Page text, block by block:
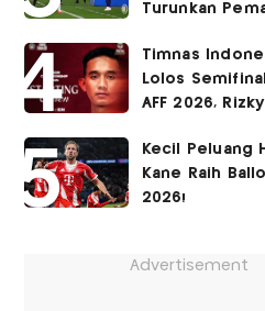
Turunkan
Timnas
Lolos
AFF 2026,
Kecil Peluang
Kane Raih
2026!
Advertisement